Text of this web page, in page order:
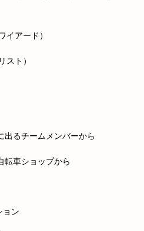
イアード）
スト）
出るチームメンバーから
転車ショップから
ョン